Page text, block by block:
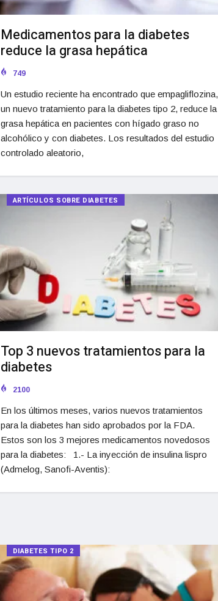
Medicamentos para la diabetes
reduce la grasa hepática
749
Un estudio reciente ha encontrado que empagliflozina,
un nuevo tratamiento para la diabetes tipo 2, reduce la
grasa hepática en pacientes con hígado graso no
alcohólico y con diabetes. Los resultados del estudio
controlado aleatorio,
ARTÍCULOS SOBRE DIABETES
Top 3 nuevos tratamientos para la
diabetes
2100
En los últimos meses, varios nuevos tratamientos
para la diabetes han sido aprobados por la FDA.
Estos son los 3 mejores medicamentos novedosos
para la diabetes: 1.- La inyección de insulina lispro
(Admelog, Sanofi-Aventis):
DIABETES TIPO 2